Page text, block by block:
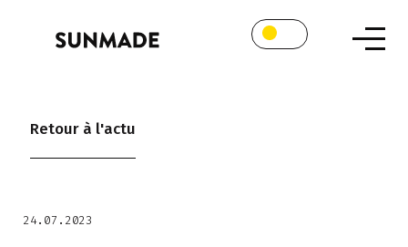
Retour à l'actu
24.07.2023